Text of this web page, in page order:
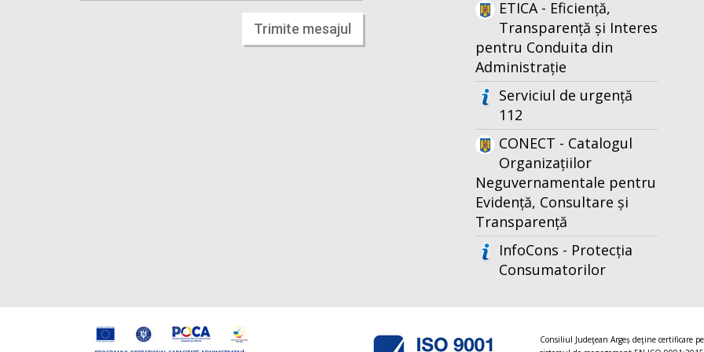
Trimite mesajul
ETICA - Eficiență,
Transparență și Interes
pentru Conduita din
Administrație
Serviciul de urgență
112
CONECT - Catalogul
Organizațiilor
Neguvernamentale pentru
Evidență, Consultare și
Transparență
InfoCons - Protecția
Consumatorilor
Consiliul Judeţean Argeș deţine certificare